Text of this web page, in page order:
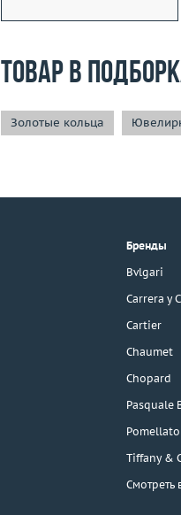
Товар в
Золотые кольца
Бренды
Bvlgari
Carrera y
Cartier
Chaumet
Chopard
Pasquale
Pomellato
Tiffany &
Смотреть